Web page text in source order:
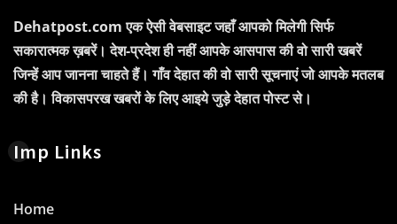
Dehatpost.com एक ऐसी वेबसाइट जहाँ आपको मिलेगी सिर्फ
सकारात्मक ख़बरें। देश-प्रदेश ही नहीं आपके आसपास की वो सारी खबरें
जिन्हें आप जानना चाहते हैं। गाँव देहात की वो सारी सूचनाएं जो आपके मतलब
की है। विकासपरख खबरों के लिए आइये जुड़े देहात पोस्ट से।
Imp Links
Home